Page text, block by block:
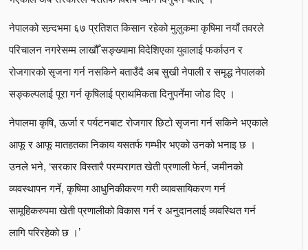
नेपालको सन्र्दभमा ६७ प्रतिशत किसान रहेको मुलुकमा कृषिमा नयाँ तवरले
परिचालन नगरेसम्म लाखौँ सङ्ख्यामा विदेशिएका युवालाई फर्काउन र
रोजगारको सृजना गर्न नसकिने बताउँदै अब सुखी नेपाली र समृद्ध नेपालको
सङ्कल्पलाई पूरा गर्न कृषिलाई प्राथमिकता दिनुपर्नेमा जोड दिए ।
नेपालमा कृषि, ऊर्जा र पर्यटनबाट रोजगार छिटो सृजना गर्न सकिने भएकाले
आफू र आफू मातहतका निकाय यसतर्फ गम्भीर भएको उनको भनाइ छ ।
उनले भने, ‘सरकार विस्तारै परम्परागत खेती प्रणाली फेर्न, जमीनको
व्यवस्थापन गर्ने, कृषिमा आधुनिकीकरण गरी व्यावसायिकरण गर्न
सामूहिकरुपमा खेती प्रणालीको विकास गर्न र अनुदानलाई व्यवस्थित गर्न
लागि परिरहेको छ ।’